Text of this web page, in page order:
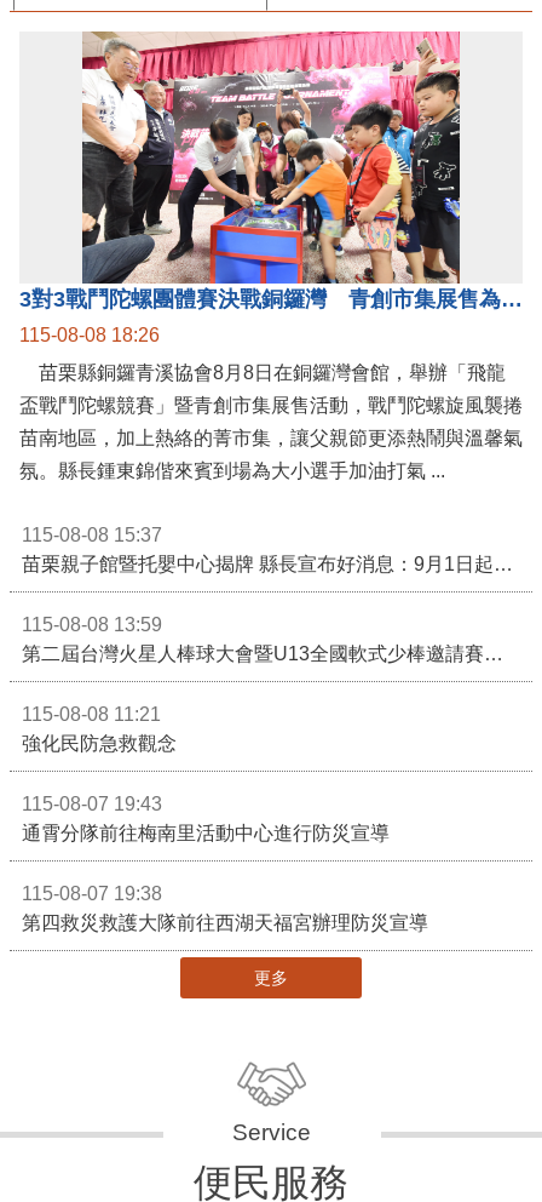
3對3戰鬥陀螺團體賽決戰銅鑼灣 青創市集展售為父親節增添繽紛
115-08-08 18:26
苗栗縣銅鑼青溪協會8月8日在銅鑼灣會館，舉辦「飛龍
盃戰鬥陀螺競賽」暨青創市集展售活動，戰鬥陀螺旋風襲捲
苗南地區，加上熱絡的菁市集，讓父親節更添熱鬧與溫馨氣
氛。縣長鍾東錦偕來賓到場為大小選手加油打氣 ...
115-08-08 15:37
苗栗親子館暨托嬰中心揭牌 縣長宣布好消息：9月1日起調降臨時托嬰費用
115-08-08 13:59
第二屆台灣火星人棒球大會暨U13全國軟式少棒邀請賽在苗栗舉辦
115-08-08 11:21
強化民防急救觀念
115-08-07 19:43
通霄分隊前往梅南里活動中心進行防災宣導
115-08-07 19:38
第四救災救護大隊前往西湖天福宮辦理防災宣導
更多
便民服務